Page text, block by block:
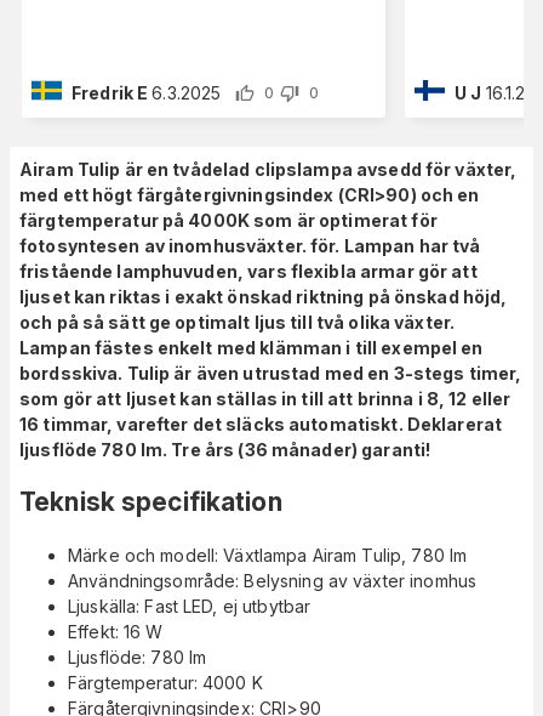
Fredrik E 6.3.2025 0 0 U J
Airam Tulip är en tvådelad clipslampa avsedd för växter,
med ett högt färgåtergivningsindex (CRI>90) och en
färgtemperatur på 4000K som är optimerat för
fotosyntesen av inomhusväxter. för. Lampan har två
fristående lamphuvuden, vars flexibla armar gör att
ljuset kan riktas i exakt önskad riktning på önskad höjd,
och på så sätt ge optimalt ljus till två olika växter.
Lampan fästes enkelt med klämman i till exempel en
bordsskiva. Tulip är även utrustad med en 3-stegs timer,
som gör att ljuset kan ställas in till att brinna i 8, 12 eller
16 timmar, varefter det släcks automatiskt. Deklarerat
ljusflöde 780 lm. Tre års (36 månader) garanti!
Teknisk specifikation
Märke och modell: Växtlampa Airam Tulip, 780 lm
Användningsområde: Belysning av växter inomhus
Ljuskälla: Fast LED, ej utbytbar
Effekt: 16 W
Ljusflöde: 780 lm
Färgtemperatur: 4000 K
Färgåtergivningsindex: CRI>90